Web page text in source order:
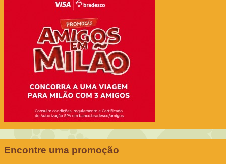
Encontre uma promoção